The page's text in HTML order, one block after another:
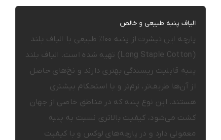
الیاف پنبه طبیعی و خالص
پارچه این تیشرت از پنبه ۱۰۰٪ طبیعی با الیاف بلند
(Long Staple Cotton) تهیه شده است. الیاف بلند
پنبه قابلیت ریسندگی بهتری دارند و نخ‌های حاصل
از آن‌ها ظریف‌تر، نرم‌تر و با استحکام بیشتری
هستند. این نوع پنبه که در مناطق خاصی از جهان
کشت می‌شود، کیفیت بالاتری نسبت به پنبه
معمولی دارد و در پارچه‌های لوکس و با کیفیت